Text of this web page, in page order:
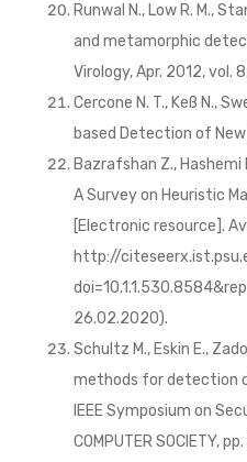
Runwal N., Low R. M.,
and metamorphic
Virology, Apr. 2012, vol.
Cercone N. T., Keß N.,
based Detection of New
Bazrafshan Z., Hashemi
A Survey on Heuristic
[Electronic resource].
http://
26.02.2020).
Schultz M., Eskin E.,
methods for detection
IEEE Symposium on
COMPUTER SOCIETY,